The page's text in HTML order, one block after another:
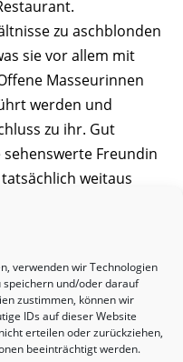
verwenden wir Technologien
und/oder darauf
zustimmen, können wir
IDs auf dieser Website
erteilen oder zurückziehen,
beeinträchtigt werden.
zu aschblonden
sie vor allem mit
Masseurinnen
werden und
zu ihr. Gut
Freundin
weitaus
Lieblinge
die ein
Sexualleben wegen
geworden. Mamis
immer wieder